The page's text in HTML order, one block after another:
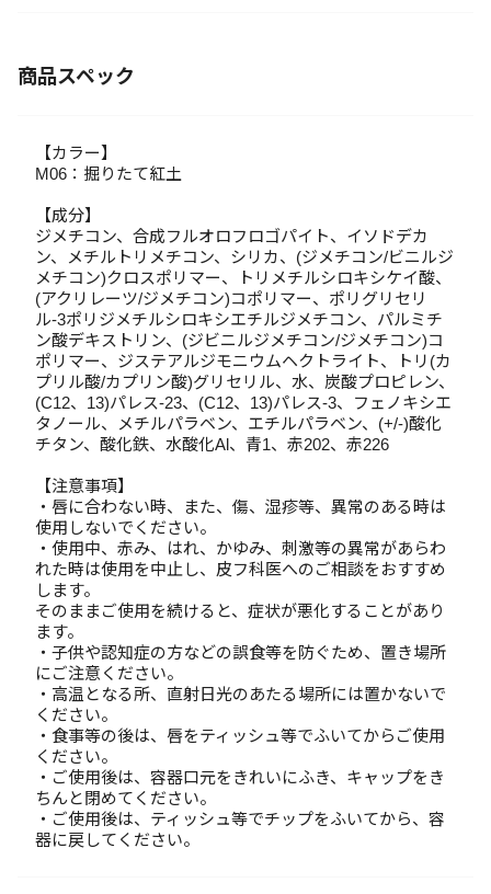
商品スペック
【カラー】
M06：掘りたて紅土
【成分】
ジメチコン、合成フルオロフロゴパイト、イソドデカ
ン、メチルトリメチコン、シリカ、(ジメチコン/ビニルジ
メチコン)クロスポリマー、トリメチルシロキシケイ酸、
(アクリレーツ/ジメチコン)コポリマー、ポリグリセリ
ル-3ポリジメチルシロキシエチルジメチコン、パルミチ
ン酸デキストリン、(ジビニルジメチコン/ジメチコン)コ
ポリマー、ジステアルジモニウムヘクトライト、トリ(カ
プリル酸/カプリン酸)グリセリル、水、炭酸プロピレン、
(C12、13)パレス-23、(C12、13)パレス-3、フェノキシエ
タノール、メチルパラベン、エチルパラベン、(+/-)酸化
チタン、酸化鉄、水酸化Al、青1、赤202、赤226
【注意事項】
・唇に合わない時、また、傷、湿疹等、異常のある時は
使用しないでください。
・使用中、赤み、はれ、かゆみ、刺激等の異常があらわ
れた時は使用を中止し、皮フ科医へのご相談をおすすめ
します。
そのままご使用を続けると、症状が悪化することがあり
ます。
・子供や認知症の方などの誤食等を防ぐため、置き場所
にご注意ください。
・高温となる所、直射日光のあたる場所には置かないで
ください。
・食事等の後は、唇をティッシュ等でふいてからご使用
ください。
・ご使用後は、容器口元をきれいにふき、キャップをき
ちんと閉めてください。
・ご使用後は、ティッシュ等でチップをふいてから、容
器に戻してください。